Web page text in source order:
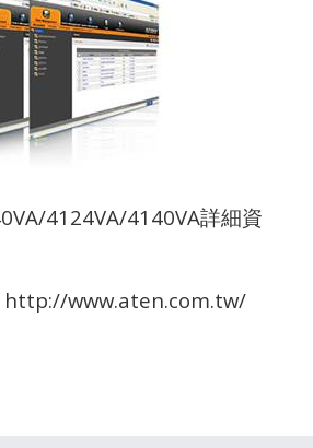
4124VA/4140VA詳細資
http://www.aten.com.tw/